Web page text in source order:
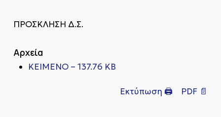
ΠΡΟΣΚΛΗΣΗ Δ.Σ.
Αρχεία
ΚΕΙΜΕΝΟ – 137.76 KB
Εκτύπωση 🖨 PDF 📄